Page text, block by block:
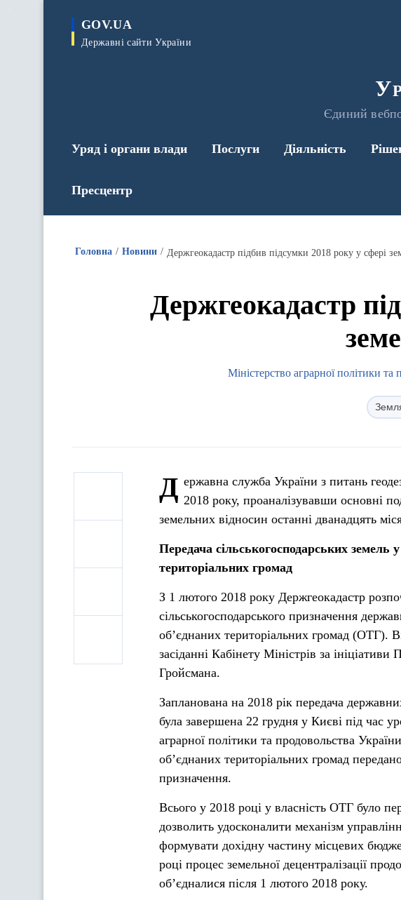
GOV.UA
Державні сайти України
Єдиний
Уряд і органи влади Послуги Діяльність
Пресцентр
Головна Новини Держгеокадастр підбив підсумки 2018 року у сфері
Держгеокадастр
Міністерство аграрної політики та
Д ержавна служба України з питань
2018 року, проаналізувавши основні
земельних відносин останні дванадцять
Передача сільськогосподарських земель
територіальних громад
З 1 лютого 2018 року Держгеокадастр
сільськогосподарського призначення
об’єднаних територіальних громад (ОТГ).
засіданні Кабінету Міністрів за
Гройсмана.
Запланована на 2018 рік передача
була завершена 22 грудня у Києві під час
аграрної політики та продовольства
об’єднаних територіальних громад
призначення.
Всього у 2018 році у власність ОТГ було
дозволить удосконалити механізм
формувати дохідну частину місцевих
році процес земельної децентралізації
об’єдналися після 1 лютого 2018 року.